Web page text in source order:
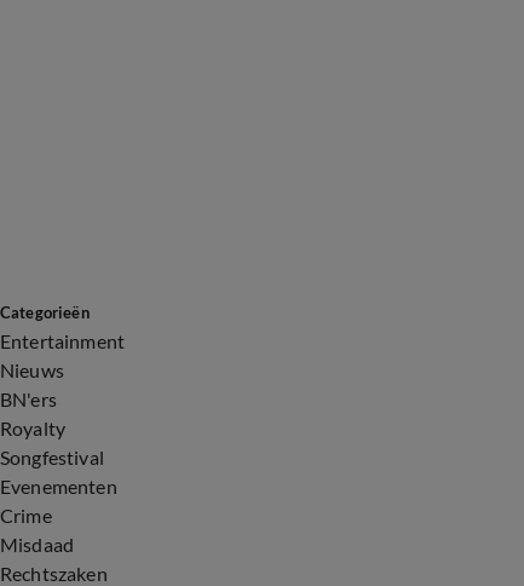
Categorieën
Entertainment
Nieuws
BN'ers
Royalty
Songfestival
Evenementen
Crime
Misdaad
Rechtszaken